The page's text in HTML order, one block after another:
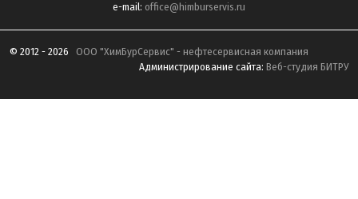
e-mail: office@himburservis.ru
© 2012 - 2026 ООО "ХимБурСервис" - нефтесервисная компания
Администрирование сайта: Веб-студия БИТРУ